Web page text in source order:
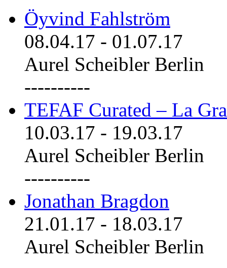
Öyvind Fahlström
08.04.17 - 01.07.17
Aurel Scheibler Berlin
----------
TEFAF Curated – La
10.03.17 - 19.03.17
Aurel Scheibler Berlin
----------
Jonathan Bragdon
21.01.17 - 18.03.17
Aurel Scheibler Berlin